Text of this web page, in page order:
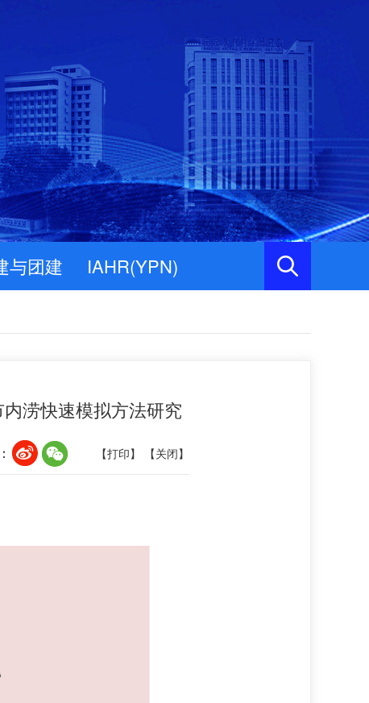
与团建 IAHR(YPN)
涝快速模拟方法研究
【打印】 【关闭】